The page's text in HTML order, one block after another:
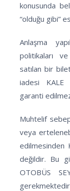
konusunda
“olduğu gibi”
Anlaşma
politikaları
satılan bir
iadesi KALE
garanti
Muhtelif
veya
edilmesinden
değildir. Bu
OTOBÜS